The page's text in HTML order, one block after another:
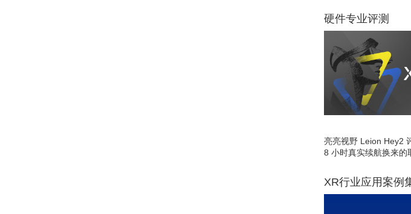
硬件专业评测
亮亮视野 Leion Hey2
8 小时真实续航换来的
XR行业应用案例